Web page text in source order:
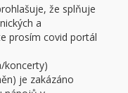
že splňuje
a
prosím covid portál
koncerty)
je zakázáno